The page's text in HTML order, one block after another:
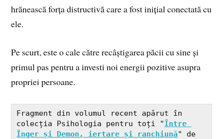
hrănească forța distructivă care a fost inițial conectată cu
ele.
Pe scurt, este o cale către recâștigarea păcii cu sine și
primul pas pentru a investi noi energii pozitive asupra
propriei persoane.
Fragment din volumul recent apărut în
colecția Psihologia pentru toți "Între
Înger și Demon, iertare și ranchiună